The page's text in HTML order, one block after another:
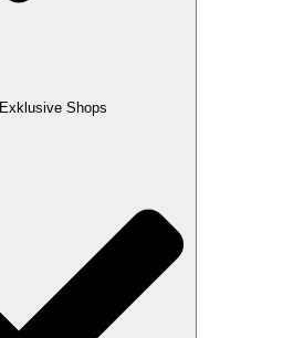
Schließen Exklusive Shops